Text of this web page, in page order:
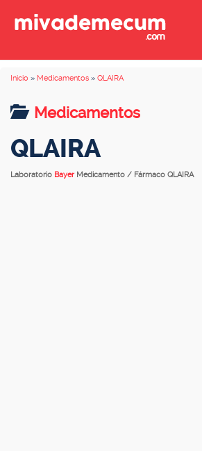
Inicio » Medicamentos » QLAIRA
Medicamentos
QLAIRA
Laboratorio Bayer Medicamento / Fármaco QLAIRA